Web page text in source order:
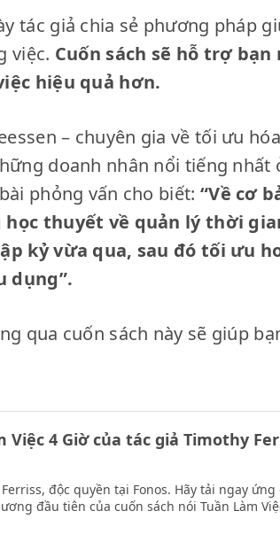
tác giả chia sẻ phương pháp
việc. Cuốn sách sẽ hỗ trợ
hiệu quả hơn.
– chuyên gia về tối ưu
doanh nhân nổi tiếng nhất
phỏng vấn cho biết: “Về cơ
thuyết về quản lý thời
kỷ vừa qua, sau đó tối ưu
dụng”.
qua cuốn sách này sẽ giúp
Việc 4 Giờ của tác giả Timothy
độc quyền tại Fonos. Hãy tải ngay
đầu tiên của cuốn sách nói Tuần Làm